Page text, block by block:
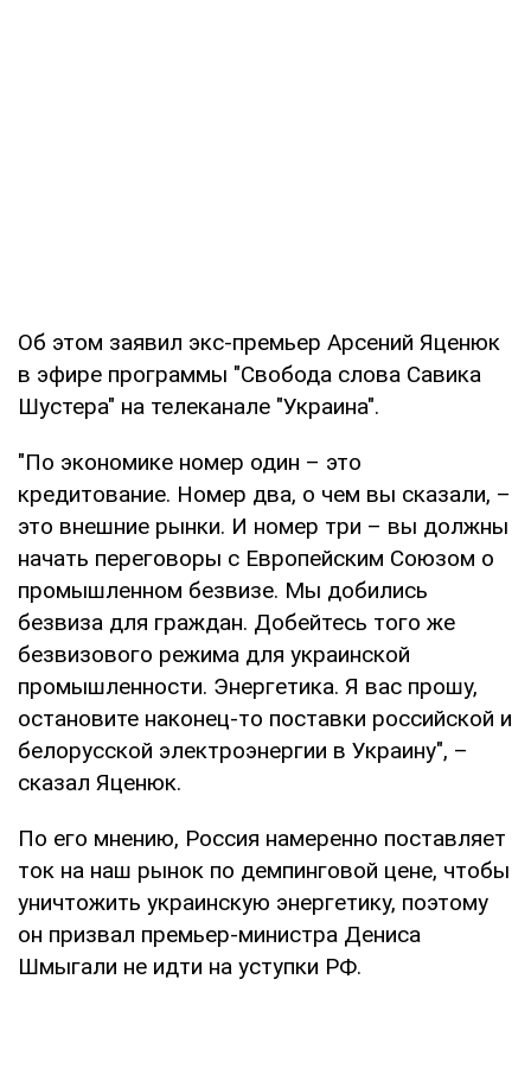
Об этом заявил экс-премьер Арсений Яценюк
в эфире программы "Свобода слова Савика
Шустера" на телеканале "Украина".
"По экономике номер один – это
кредитование. Номер два, о чем вы сказали, –
это внешние рынки. И номер три – вы должны
начать переговоры с Европейским Союзом о
промышленном безвизе. Мы добились
безвиза для граждан. Добейтесь того же
безвизового режима для украинской
промышленности. Энергетика. Я вас прошу,
остановите наконец-то поставки российской и
белорусской электроэнергии в Украину", –
сказал Яценюк.
По его мнению, Россия намеренно поставляет
ток на наш рынок по демпинговой цене, чтобы
уничтожить украинскую энергетику, поэтому
он призвал премьер-министра Дениса
Шмыгали не идти на уступки РФ.